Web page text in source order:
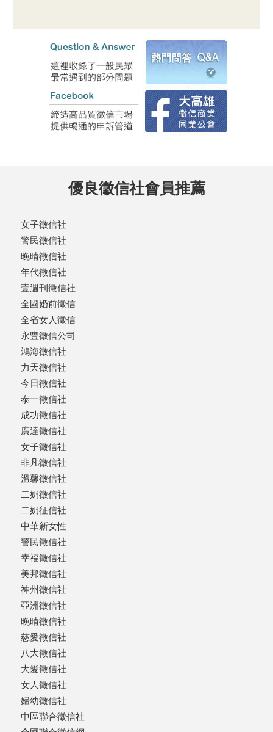
優良徵信社會員推薦
女子徵信社
警民徵信社
晚晴徵信社
年代徵信社
壹週刊徵信社
全國婚前徵信
全省女人徵信
永豐徵信公司
鴻海徵信社
力天徵信社
今日徵信社
泰一徵信社
成功徵信社
廣達徵信社
女子徵信社
非凡徵信社
溫馨徵信社
二奶徵信社
二奶征信社
中華新女性
警民徵信社
幸福徵信社
美邦徵信社
神州徵信社
亞洲徵信社
晚晴徵信社
慈愛徵信社
八大徵信社
大愛徵信社
女人徵信社
婦幼徵信社
中區聯合徵信社